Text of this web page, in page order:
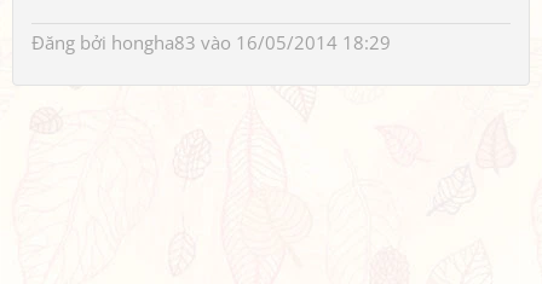
Đăng bởi hongha83 vào 16/05/2014 18:29